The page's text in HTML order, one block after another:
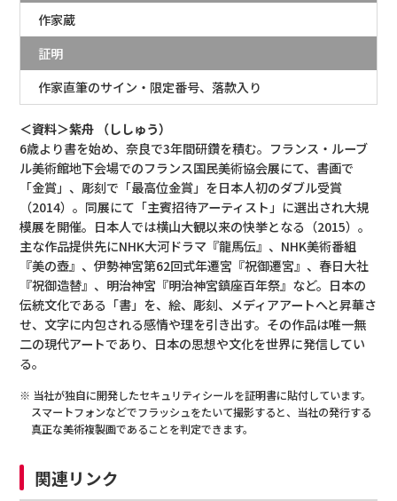
作家蔵
証明
作家直筆のサイン・限定番号、落款入り
＜資料＞紫舟 （ししゅう）
6歳より書を始め、奈良で3年間研鑽を積む。フランス・ルーブ
ル美術館地下会場でのフランス国民美術協会展にて、書画で
「金賞」、彫刻で「最高位金賞」を日本人初のダブル受賞
（2014）。同展にて「主賓招待アーティスト」に選出され大規
模展を開催。日本人では横山大観以来の快挙となる（2015）。
主な作品提供先にNHK大河ドラマ『龍馬伝』、NHK美術番組
『美の壺』、伊勢神宮第62回式年遷宮『祝御遷宮』、春日大社
『祝御造替』、明治神宮『明治神宮鎮座百年祭』など。日本の
伝統文化である「書」を、絵、彫刻、メディアアートへと昇華さ
せ、文字に内包される感情や理を引き出す。その作品は唯一無
二の現代アートであり、日本の思想や文化を世界に発信してい
る。
※ 当社が独自に開発したセキュリティシールを証明書に貼付しています。
スマートフォンなどでフラッシュをたいて撮影すると、当社の発行する
真正な美術複製画であることを判定できます。
関連リンク